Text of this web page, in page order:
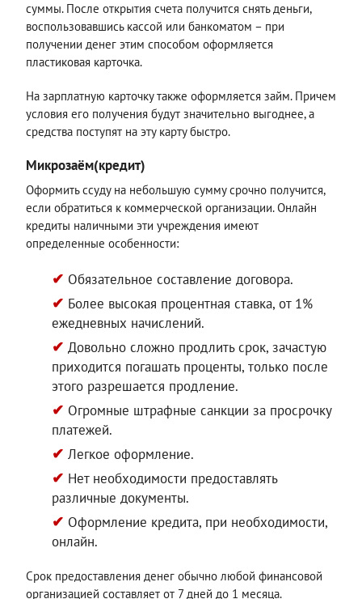
суммы. После открытия счета получится снять деньги,
воспользовавшись кассой или банкоматом – при
получении денег этим способом оформляется
пластиковая карточка.
На зарплатную карточку также оформляется займ. Причем
условия его получения будут значительно выгоднее, а
средства поступят на эту карту быстро.
Микрозаём(кредит)
Оформить ссуду на небольшую сумму срочно получится,
если обратиться к коммерческой организации. Онлайн
кредиты наличными эти учреждения имеют
определенные особенности:
Обязательное составление договора.
Более высокая процентная ставка, от 1%
ежедневных начислений.
Довольно сложно продлить срок, зачастую
приходится погашать проценты, только после
этого разрешается продление.
Огромные штрафные санкции за просрочку
платежей.
Легкое оформление.
Нет необходимости предоставлять
различные документы.
Оформление кредита, при необходимости,
онлайн.
Срок предоставления денег обычно любой финансовой
организацией составляет от 7 дней до 1 месяца.